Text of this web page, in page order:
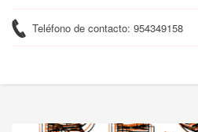
Teléfono de contacto: 954349158